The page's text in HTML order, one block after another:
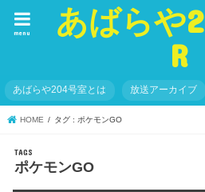
あばらや
R
menu
あばらや204号室とは 放送アーカイブ
HOME タグ : ポケモンGO
ポケモンGO